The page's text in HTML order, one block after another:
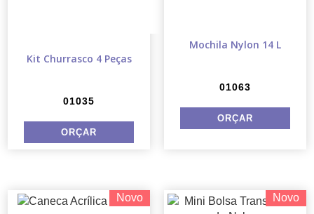
Kit Churrasco 4 Peças
01035
Mochila Nylon 14 L
01063
Novo Novo